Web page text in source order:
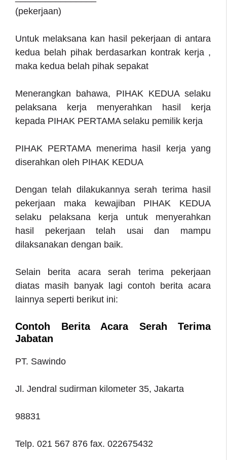
(pekerjaan)
Untuk melaksana kan hasil pekerjaan di antara
kedua belah pihak berdasarkan kontrak kerja ,
maka kedua belah pihak sepakat
Menerangkan bahawa, PIHAK KEDUA selaku
pelaksana kerja menyerahkan hasil kerja
kepada PIHAK PERTAMA selaku pemilik kerja
PIHAK PERTAMA menerima hasil kerja yang
diserahkan oleh PIHAK KEDUA
Dengan telah dilakukannya serah terima hasil
pekerjaan maka kewajiban PIHAK KEDUA
selaku pelaksana kerja untuk menyerahkan
hasil pekerjaan telah usai dan mampu
dilaksanakan dengan baik.
Selain berita acara serah terima pekerjaan
diatas masih banyak lagi contoh berita acara
lainnya seperti berikut ini:
Contoh Berita Acara Serah Terima
Jabatan
PT. Sawindo
Jl. Jendral sudirman kilometer 35, Jakarta
98831
Telp. 021 567 876 fax. 022675432